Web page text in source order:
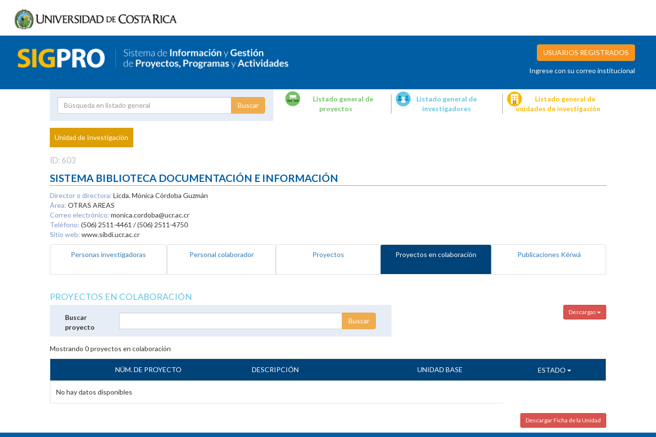
USUARIOS REGISTRADOS
Ingrese con su correo institucional
Proyecto
Investigador
Listado general de
proyectos
Listado general de
investigadores
Listado general de
unidades de investigación
Unidad de Investigación
ID: 603
SISTEMA BIBLIOTECA DOCUMENTACIÓN E INFORMACIÓN
Director o directora: Licda. Mónica Córdoba Guzmán
Área: OTRAS AREAS
Correo electrónico: monica.cordoba@ucr.ac.cr
Teléfono: (506) 2511-4461 / (506) 2511-4750
Sitio web: www.sibdi.ucr.ac.cr
Personas investigadoras Personal colaborador Proyectos Proyectos en colaboración Publicaciones Kérwá
PROYECTOS EN COLABORACIÓN
Descargas
Buscar
proyecto
Mostrando 0proyectos en colaboración
NÚM. DE PROYECTO DESCRIPCIÓN UNIDAD BASE ESTADO
No hay datos disponibles
Descargar Ficha de la Unidad